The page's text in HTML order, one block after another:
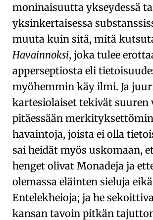
moninaisuutta ykseydessä
yksinkertaisessa
muuta kuin sitä, mitä
Havainnoksi, joka tulee
apperseptiosta eli
myöhemmin käy ilmi. Ja
kartesiolaiset tekivät suuren
pitäessään
havaintoja, joista ei olla
sai heidät myös uskomaan,
henget olivat Monadeja ja
olemassa eläinten sieluja
Entelekheioja; ja he
kansan tavoin pitkän